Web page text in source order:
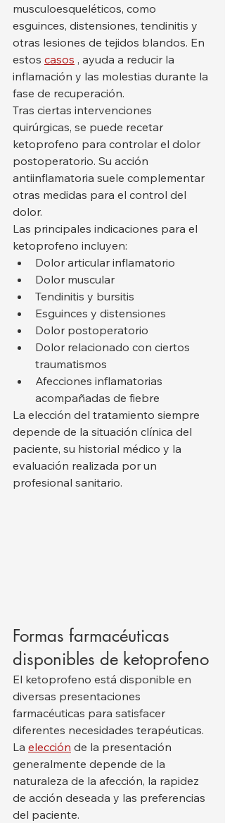
musculoesqueléticos, como
esguinces, distensiones, tendinitis y
otras lesiones de tejidos blandos. En
estos casos , ayuda a reducir la
inflamación y las molestias durante la
fase de recuperación.
Tras ciertas intervenciones
quirúrgicas, se puede recetar
ketoprofeno para controlar el dolor
postoperatorio. Su acción
antiinflamatoria suele complementar
otras medidas para el control del
dolor.
Las principales indicaciones para el
ketoprofeno incluyen:
Dolor articular inflamatorio
Dolor muscular
Tendinitis y bursitis
Esguinces y distensiones
Dolor postoperatorio
Dolor relacionado con ciertos
traumatismos
Afecciones inflamatorias
acompañadas de fiebre
La elección del tratamiento siempre
depende de la situación clínica del
paciente, su historial médico y la
evaluación realizada por un
profesional sanitario.
Formas farmacéuticas
disponibles de ketoprofeno
El ketoprofeno está disponible en
diversas presentaciones
farmacéuticas para satisfacer
diferentes necesidades terapéuticas.
La elección de la presentación
generalmente depende de la
naturaleza de la afección, la rapidez
de acción deseada y las preferencias
del paciente.